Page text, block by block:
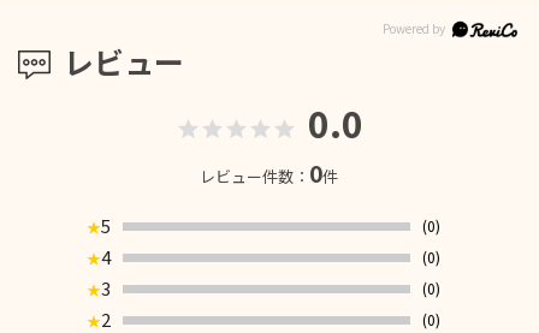
レビュー
0.0
レビュー件数： 0件
★5
(0)
★4
(0)
★3
(0)
★2
(0)